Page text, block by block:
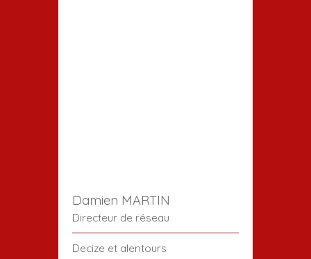
Damien MARTIN
Directeur de réseau
Decize et alentours